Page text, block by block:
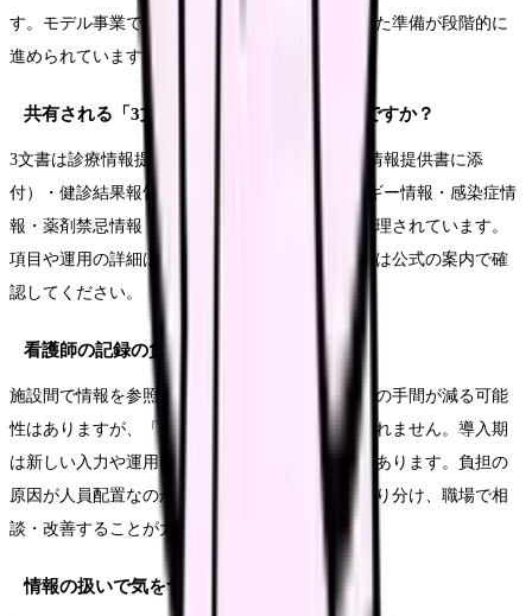
す。モデル事業での検証を経て、本格運用に向けた準備が段階的に
進められています。
共有される「3文書6情報」とは具体的に何ですか？
3文書は診療情報提供書・退院時サマリー（診療情報提供書に添
付）・健診結果報告書、6情報は傷病名・アレルギー情報・感染症情
報・薬剤禁忌情報・検査情報・処方情報として整理されています。
項目や運用の詳細は更新されるため、最新の内容は公式の案内で確
認してください。
看護師の記録の負担は減りますか？
施設間で情報を参照しやすくなることで引き継ぎの手間が減る可能
性はありますが、「必ず負担が減る」とは言い切れません。導入期
は新しい入力や運用に慣れる手間が増えることもあります。負担の
原因が人員配置なのかシステム・運用なのかを切り分け、職場で相
談・改善することが大切です。
情報の扱いで気をつけることはありますか？